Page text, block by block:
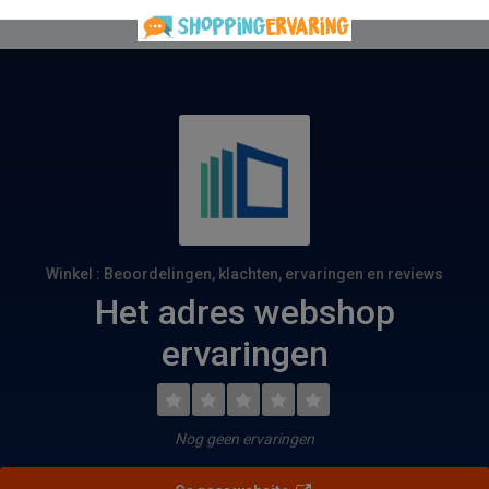
Winkel : Beoordelingen, klachten, ervaringen en reviews
Het adres webshop
ervaringen
Nog geen ervaringen